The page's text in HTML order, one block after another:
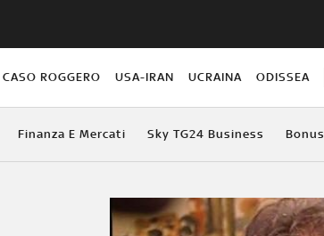
CASO ROGGERO USA-IRAN UCRAINA ODISSEA
Finanza E Mercati Sky TG24 Business Bonus